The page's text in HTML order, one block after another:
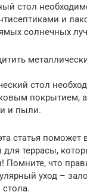
стол
и
солнечных
стол
покрытием, а
и пыли.
статья поможет
террасы,
Помните, что
уход –